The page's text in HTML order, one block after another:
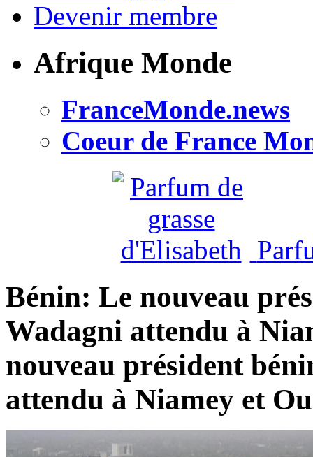
Devenir membre
Afrique Monde
FranceMonde.news
Coeur de France
Bénin: Le nouveau
Wadagni attendu à
nouveau président
attendu à Niamey et